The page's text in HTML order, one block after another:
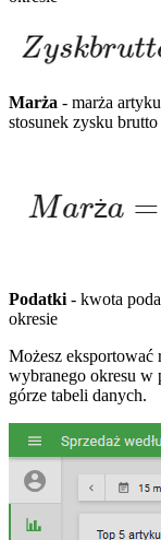
Marża - marża
stosunek zysku
Podatki - kwota
okresie
Możesz eksportować
wybranego okresu w
górze tabeli danych.